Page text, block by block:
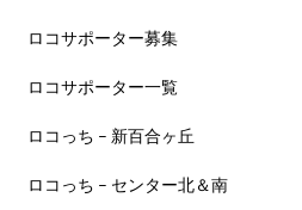
ロコサポーター募集
ロコサポーター一覧
ロコっち – 新百合ヶ丘
ロコっち – センター北＆南